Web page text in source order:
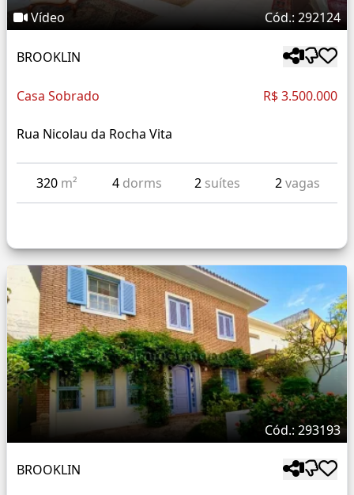
Vídeo Cód.: 292124
BROOKLIN
Casa Sobrado R$ 3.500.000
Rua Nicolau da Rocha Vita
320 m² 4 dorms 2 suítes 2vagas
Cód.: 293193
BROOKLIN